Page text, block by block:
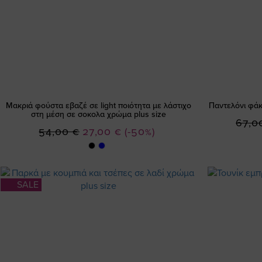
Μακριά φούστα εβαζέ σε light ποιότητα με λάστιχο
στη μέση σε σοκολα χρώμα plus size
(-50%)
Ειδική
Τιμή
27,00 €
54,00 €
Παντελόνι
SALE